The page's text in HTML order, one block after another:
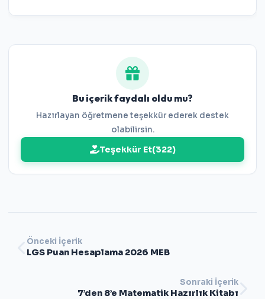
Bu içerik faydalı oldu mu?
Hazırlayan öğretmene teşekkür ederek destek
olabilirsin.
Teşekkür Et(322)
Önceki İçerik
LGS Puan Hesaplama 2026 MEB
Sonraki İçerik
7’den 8’e Matematik Hazırlık Kitabı